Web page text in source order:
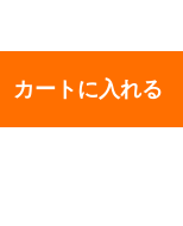
カートに入れる